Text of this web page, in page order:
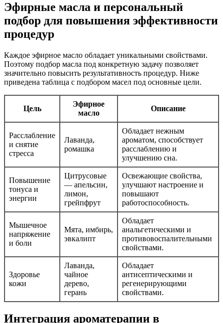
Эфирные масла и персональный
подбор для повышения эффективности
процедур
Каждое эфирное масло обладает уникальными свойствами.
Поэтому подбор масла под конкретную задачу позволяет
значительно повысить результативность процедур. Ниже
приведена таблица с подбором масел под основные цели.
Цель
Эфирное
масло
Описание
Расслабление
и снятие
стресса
Лаванда,
ромашка
Обладает нежным
ароматом, способствует
расслаблению и
улучшению сна.
Повышение
тонуса и
энергии
Цитрусовые
— апельсин,
лимон,
грейпфрут
Освежающие свойства,
улучшают настроение и
повышают
работоспособность.
Мышечное
напряжение
и боли
Мята, имбирь,
эвкалипт
Обладает
анальгетическими и
противовоспалительными
свойствами.
Здоровье
кожи
Лаванда,
чайное
дерево,
герань
Обладает
антисептическими и
регенерирующими
свойствами.
Интеграция ароматерапии в